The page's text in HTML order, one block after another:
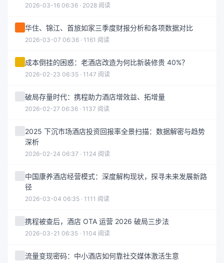
2026-03-16 06:36 · 2028 阅读
华住、锦江、首旅如家三季度财报分析和各项数据对比
2026-03-07 06:36 · 1161 阅读
成本倒挂的困惑：老酒店改造为何比新装修贵 40%？
2026-02-23 06:35 · 1147 阅读
破局存量时代：携程助力酒店增效益、拓增量
2026-02-27 06:36 · 1137 阅读
2025 下沉市场酒店投资回报率全景扫描：数据解密与趋势
深析
2026-02-24 06:37 · 1124 阅读
中国康养酒店经营模式：深度解构现状，探寻未来发展新路
径
2026-03-04 06:35 · 1111 阅读
携程被查后，酒店 OTA 运营 2026 破局三步法
2026-03-21 06:35 · 1104 阅读
流量变现密码：中小酒店如何靠社交媒体激活生意